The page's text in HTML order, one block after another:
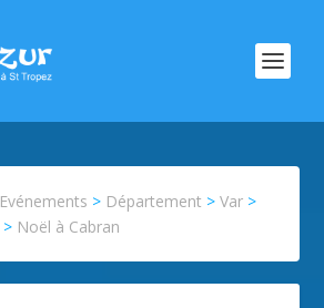
Evénements > Département >Var >
> Noël à Cabran